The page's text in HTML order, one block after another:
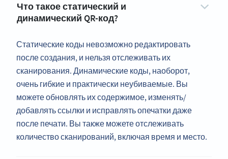
Что такое статический и
динамический QR-код?
Статические коды невозможно редактировать
после создания, и нельзя отслеживать их
сканирования. Динамические коды, наоборот,
очень гибкие и практически неубиваемые. Вы
можете обновлять их содержимое, изменять/
добавлять ссылки и исправлять опечатки даже
после печати. Вы также можете отслеживать
количество сканирований, включая время и место.